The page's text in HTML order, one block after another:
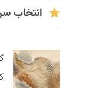
انتخاب